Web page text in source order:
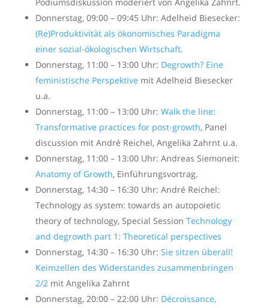
Donnerstag, 09:00 – 09:45 Uhr: Adelheid Biesecker:
(Re)Produktivität als ökonomisches Paradigma
einer sozial-ökologischen Wirtschaft.
Donnerstag, 11:00 – 13:00 Uhr: Degrowth? Eine
feministische Perspektive mit Adelheid Biesecker
u.a.
Donnerstag, 11:00 – 13:00 Uhr: Walk the line:
Transformative practices for post-growth, Panel
discussion mit André Reichel, Angelika Zahrnt u.a.
Donnerstag, 11:00 – 13:00 Uhr: Andreas Siemoneit:
Anatomy of Growth, Einführungsvortrag.
Donnerstag, 14:30 – 16:30 Uhr: André Reichel:
Technology as system: towards an autopoietic
theory of technology, Special Session Technology
and degrowth part 1: Theoretical perspectives
Donnerstag, 14:30 – 16:30 Uhr: Sie sitzen überall!
Keimzellen des Widerstandes zusammenbringen
2/2mit Angelika Zahrnt
Donnerstag, 20:00 – 22:00 Uhr: Décroissance,